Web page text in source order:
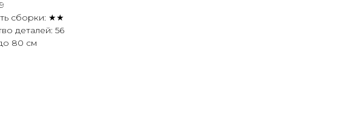
сборки: ★★
деталей: 56
80 см